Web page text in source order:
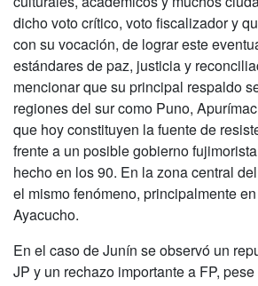
dicho voto crítico, voto fiscalizador y
con su vocación, de lograr este
estándares de paz, justicia y
mencionar que su principal respaldo
regiones del sur como Puno,
que hoy constituyen la fuente de
frente a un posible gobierno
hecho en los 90. En la zona central
el mismo fenómeno, principalmente
Ayacucho.
En el caso de Junín se observó un
JP y un rechazo importante a FP,